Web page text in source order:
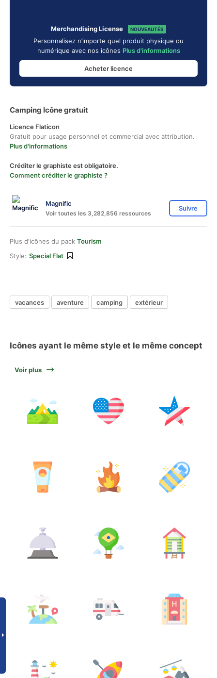
Merchandising License NOUVEAUTÉS
Personnalisez n’importe quel produit physique ou
numérique avec nos icônes Plus d'informations
Acheter licence
Camping Icône gratuit
Licence Flaticon
Gratuit pour usage personnel et commercial avec attribution.
Plus d'informations
Créditer le graphiste est obligatoire.
Comment créditer le graphiste ?
Magnific
Voir toutes les 3,282,856 ressources
Suivre
Plus d'icônes du pack Tourism
Style: Special Flat
vacances aventure camping extérieur
Icônes ayant le même style et le même concept
Voir plus